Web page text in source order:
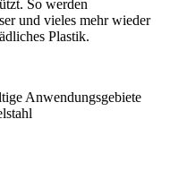
So werden
und vieles mehr wieder
Plastik.
Anwendungsgebiete